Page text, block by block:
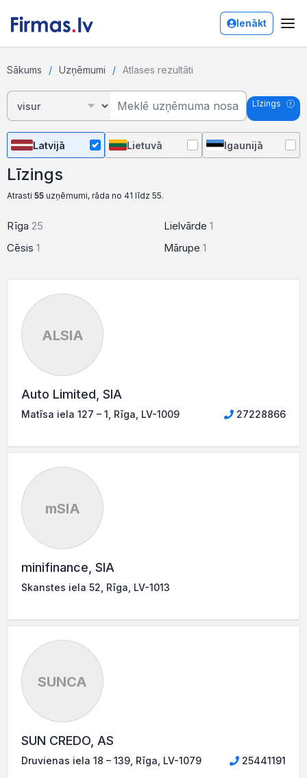
Ienākt
Sākums Uzņēmumi Atlases rezultāti
Līzings
Latvijā Lietuvā Igaunijā
Līzings
Atrasti 55 uzņēmumi, rāda no 41 līdz 55.
Rīga 25
Cēsis 1
Lielvārde 1
Mārupe 1
ALSIA
Auto Limited, SIA
Matīsa iela 127 – 1, Rīga, LV-1009 27228866
mSIA
minifinance, SIA
Skanstes iela 52, Rīga, LV-1013
SUNCA
SUN CREDO, AS
Druvienas iela 18 – 139, Rīga, LV-1079 25441191